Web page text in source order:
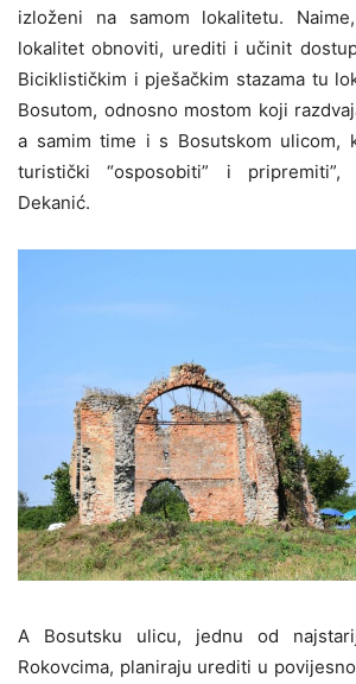
izloženi na samom lokalitetu.
lokalitet obnoviti, urediti i učinit
Biciklističkim i pješačkim stazama tu
Bosutom, odnosno mostom koji
a samim time i s Bosutskom ulicom,
turistički “osposobiti” i pripremiti”,
Dekanić.
A Bosutsku ulicu, jednu od
Rokovcima, planiraju urediti u